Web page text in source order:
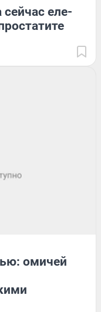
еле-
омичей